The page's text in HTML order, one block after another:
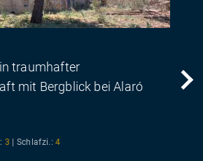
traumhafter
mit Bergblick bei Alaró
3 Schlafzi.: 4